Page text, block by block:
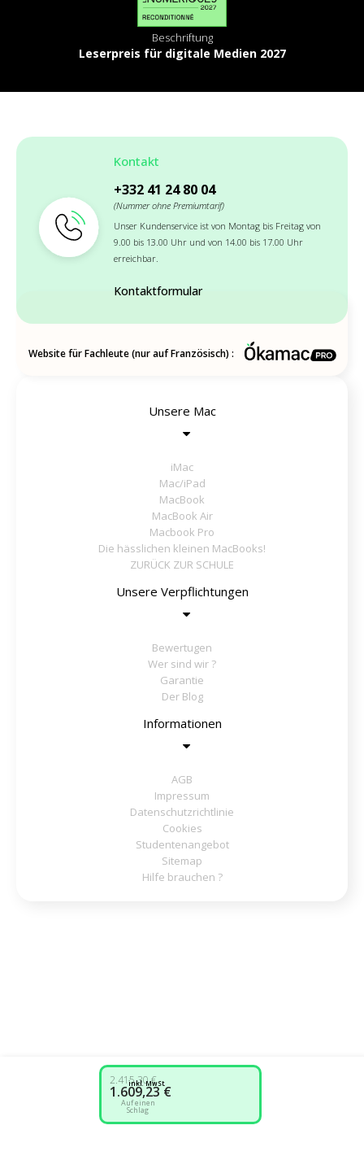
2.415,30 €
1.609,23 €
inkl. MwSt.
Auf einen
Schlag
Beschriftung
Leserpreis für digitale Medien 2027
Kontakt
+332 41 24 80 04
(Nummer ohne Premiumtarif)
Unser Kundenservice ist von Montag bis Freitag von
9.00 bis 13.00 Uhr und von 14.00 bis 17.00 Uhr
erreichbar.
Kontaktformular
Website für Fachleute (nur auf Französisch) :
Unsere Mac
iMac
Mac/iPad
MacBook
MacBook Air
Macbook Pro
Die hässlichen kleinen MacBooks!
ZURÜCK ZUR SCHULE
Unsere Verpflichtungen
Bewertugen
Wer sind wir ?
Garantie
Der Blog
Informationen
AGB
Impressum
Datenschutzrichtlinie
Cookies
Studentenangebot
Sitemap
Hilfe brauchen ?